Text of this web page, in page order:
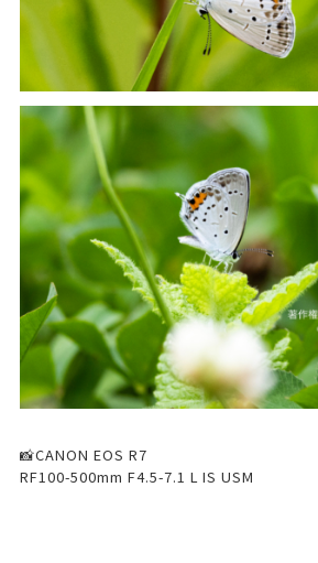
📸CANON EOS R7
RF100-500mm F4.5-7.1 L IS USM